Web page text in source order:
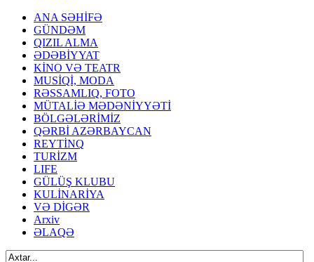
ANA SƏHİFƏ
GÜNDƏM
QIZIL ALMA
ƏDƏBİYYAT
KİNO VƏ TEATR
MUSİQİ, MODA
RƏSSAMLIQ, FOTO
MÜTALİƏ MƏDƏNİYYƏTİ
BÖLGƏLƏRİMİZ
QƏRBİ AZƏRBAYCAN
REYTİNQ
TURİZM
LIFE
GÜLÜŞ KLUBU
KULİNARİYA
VƏ DİGƏR
Arxiv
ƏLAQƏ